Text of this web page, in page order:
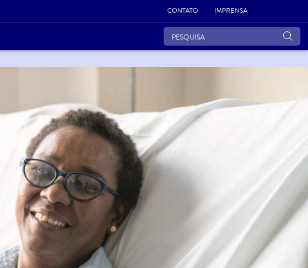
CONTATO IMPRENSA